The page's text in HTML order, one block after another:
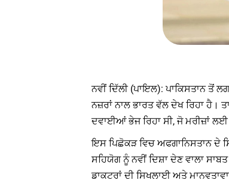
ਨਵੀਂ ਦਿੱਲੀ (ਪਾਇਲ): ਪਾਕਿਸਤਾਨ ਤੋਂ
ਨਜ਼ਰਾਂ ਨਾਲ ਭਾਰਤ ਵੱਲ ਦੇਖ ਰਿਹਾ
ਦਵਾਈਆਂ ਭੇਜ ਰਿਹਾ ਸੀ, ਜੋ ਮਰੀਜ਼ਾਂ
ਇਸ ਪਿਛੋਕੜ ਵਿਚ ਅਫਗਾਨਿਸਤਾਨ ਦੇ
ਸਹਿਯੋਗ ਨੂੰ ਨਵੀਂ ਦਿਸ਼ਾ ਦੇਣ ਵਾਲਾ
ਡਾਕਟਰਾਂ ਦੀ ਸਿਖਲਾਈ ਅਤੇ